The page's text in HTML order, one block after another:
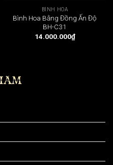
BÌNH HOA
Bình Hoa Bằng Đồng Ấn Độ
BH-C31
14.000.000₫